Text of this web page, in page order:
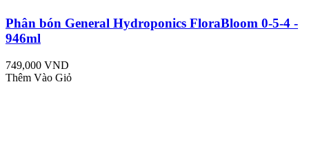
Phân bón General Hydroponics FloraBloom 0-5-4 -
946ml
749,000 VND
Thêm Vào Giỏ